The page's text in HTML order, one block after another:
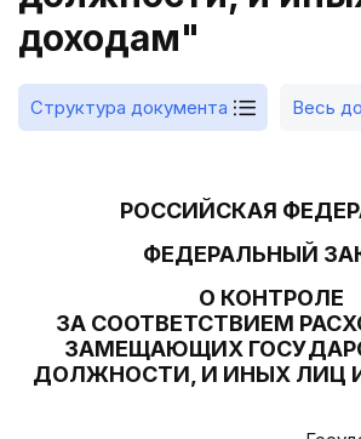
доходам"
Структура документа Весь
РОССИЙСКАЯ
ФЕДЕРАЛЬНЫЙ
О КОНТРОЛЕ
ЗА СООТВЕТСТВИЕМ
ЗАМЕЩАЮЩИХ
ДОЛЖНОСТИ, И ИНЫХ ЛИЦ